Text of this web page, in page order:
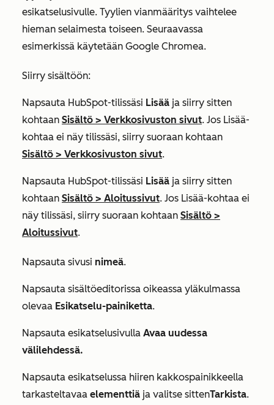
esikatselusivulle. Tyylien vianmääritys vaihtelee
hieman selaimesta toiseen. Seuraavassa
esimerkissä käytetään Google Chromea.
Siirry sisältöön:
Napsauta HubSpot-tilissäsi Lisää ja siirry sitten
kohtaan Sisältö > Verkkosivuston sivut. Jos Lisää-
kohtaa ei näy tilissäsi, siirry suoraan kohtaan
Sisältö > Verkkosivuston sivut.
Napsauta HubSpot-tilissäsi Lisää ja siirry sitten
kohtaan Sisältö > Aloitussivut. Jos Lisää-kohtaa ei
näy tilissäsi, siirry suoraan kohtaan Sisältö >
Aloitussivut.
Napsauta sivusi nimeä.
Napsauta sisältöeditorissa oikeassa yläkulmassa
olevaa Esikatselu-painiketta.
Napsauta esikatselusivulla Avaa uudessa
välilehdessä.
Napsauta esikatselussa hiiren kakkospainikkeella
tarkasteltavaa elementtiä ja valitse sittenTarkista.